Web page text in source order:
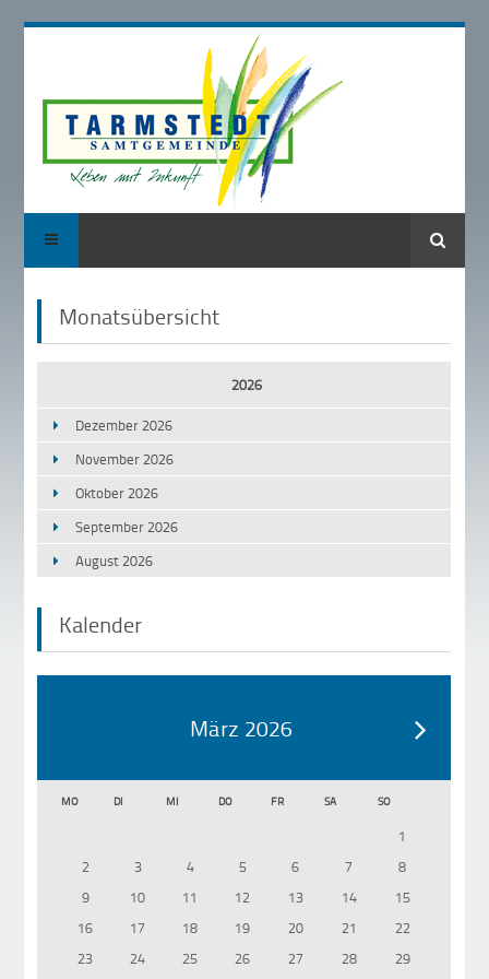
Suche
Monatsübersicht
2026
Dezember 2026
November 2026
Oktober 2026
September 2026
August 2026
Kalender
März 2026
MO DI MI DO FR SA SO
1
2
3 4 5 6 7
8
9
10 11 12 13 14
15
16
17 18 19 20 21
22
23
24 25 26 27 28 29